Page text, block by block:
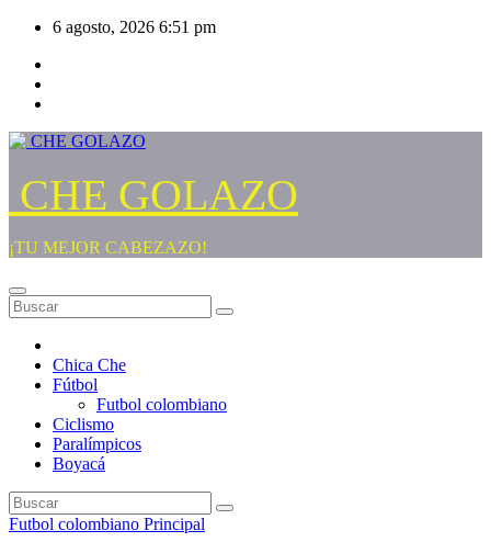
Saltar
contenido
6 agosto, 2026 6:51 pm
CHE GOLAZO
¡TU MEJOR CABEZAZO!
Chica Che
Fútbol
Futbol colombiano
Ciclismo
Paralímpicos
Boyacá
Futbol colombiano Principal